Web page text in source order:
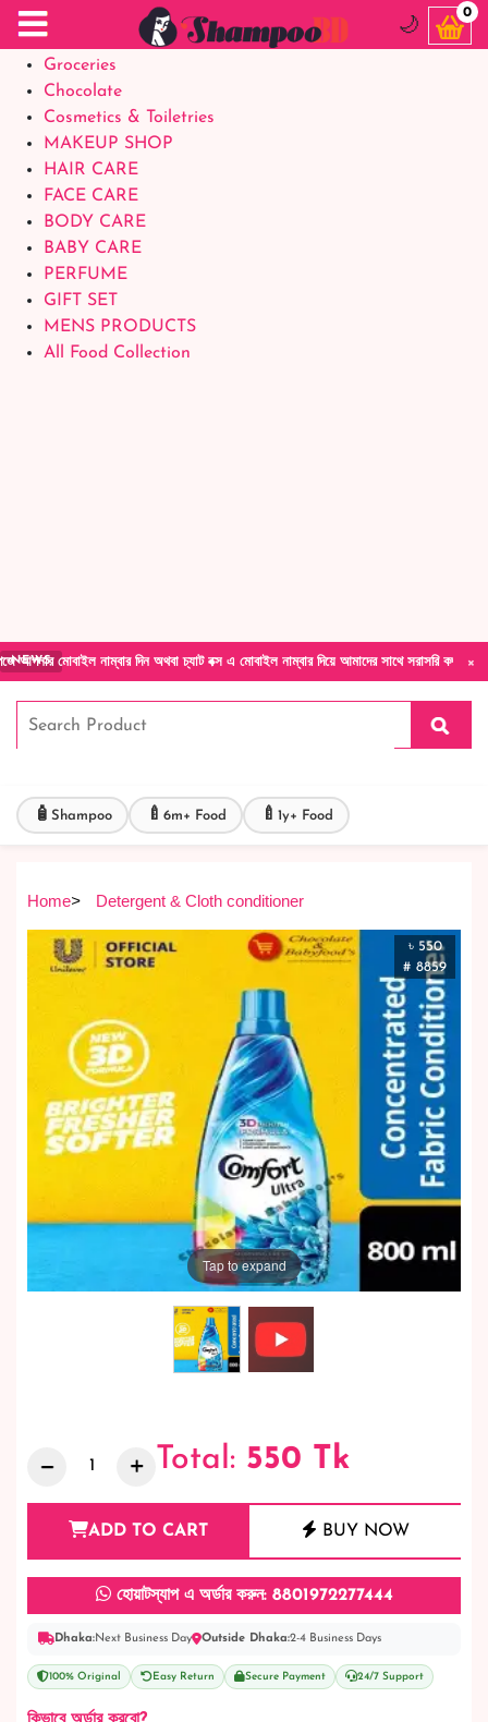
Food Supplements
Baby Foods
Groceries
Chocolate
Cosmetics & Toiletries
MAKEUP SHOP
HAIR CARE
FACE CARE
BODY CARE
BABY CARE
PERFUME
GIFT SET
MENS PRODUCTS
All Food Collection
×
NEWS দিন অথবা চ্যাট বক্স এ মোবাইল নাম্বার দিয়ে আমাদের সাথে সরাসরি কথা বলুন|
🌙
0
🧴 Shampoo 🍼 6m+ Food 🍼 1y+ Food
Home> Detergent & Cloth conditioner
৳ 550
# 8859
Tap to expand
Total: 550 Tk
ADD TO CART BUY NOW
হোয়াটস্যাপ এ অর্ডার করুন: 8801972277444
Dhaka:Next Business Day Outside Dhaka:2-4 Business Days
100% Original Easy Return Secure Payment 24/7 Support